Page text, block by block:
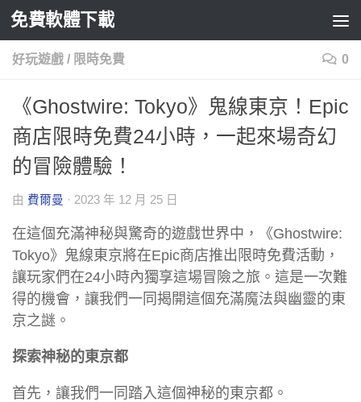
Skip to content
免費軟體下載
好玩遊戲 / 限時免費 0
《Ghostwire: Tokyo》鬼線東京！Epic
商店限時免費24小時，一起來場奇幻
的冒險體驗！
由 費爾曼 · 2023 年 12 月 25 日
在這個充滿神秘與驚奇的遊戲世界中，《Ghostwire:
Tokyo》鬼線東京將在Epic商店推出限時免費活動，
讓玩家們在24小時內獨享這場冒險之旅。這是一次難
得的機會，讓我們一同揭開這個充滿魔法與幽靈的東
京之謎。
探索神秘的東京都
首先，讓我們一同踏入這個神秘的東京都。